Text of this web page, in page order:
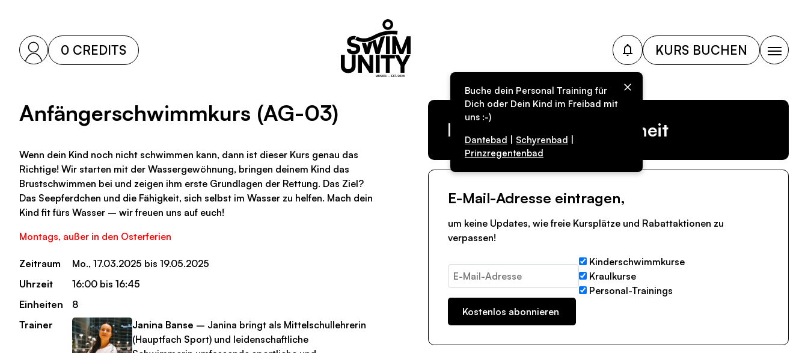
0 CREDITS
Buche dein Personal Training für
Dich oder Dein Kind im Freibad mit
uns :-)
Dantebad
Schyrenbad
Prinzregentenbad
KURS BUCHEN
Anfängerschwimmkurs (AG-03)
Wenn dein Kind noch nicht schwimmen kann, dann ist dieser Kurs genau das
Richtige! Wir starten mit der Wassergewöhnung, bringen deinem Kind das
Brustschwimmen bei und zeigen ihm erste Grundlagen der Rettung. Das Ziel?
Das Seepferdchen und die Fähigkeit, sich selbst im Wasser zu helfen. Mach dein
Kind fit fürs Wasser – wir freuen uns auf euch!
Montags, außer in den Osterferien
Zeitraum
Mo., 17.03.2025 bis 19.05.2025
Uhrzeit
16:00 bis 16:45
Einheiten
8
Trainer
Janina Banse – Janina bringt als Mittelschullehrerin
(Hauptfach Sport) und leidenschaftliche
Kurs in der Vergangenheit
E-Mail-Adresse eintragen,
um keine Updates, wie freie Kursplätze und Rabattaktionen zu
verpassen!
Kinderschwimmkurse
Kraulkurse
Personal-Trainings